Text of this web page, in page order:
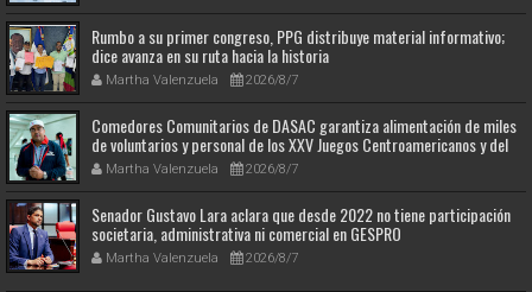
Rumbo a su primer congreso, PPG distribuye material informativo;
dice avanza en su ruta hacia la historia
Martha Valenzuela 2026/8/7
Comedores Comunitarios de DASAC garantiza alimentación de miles
de voluntarios y personal de los XXV Juegos Centroamericanos y del
Caribe Santo Domingo 2026
Martha Valenzuela 2026/8/7
Senador Gustavo Lara aclara que desde 2022 no tiene participación
societaria, administrativa ni comercial en GESPRO
Martha Valenzuela 2026/8/7